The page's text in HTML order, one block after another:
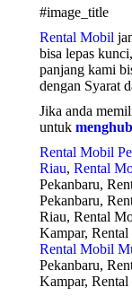
#image_title
Rental Mobil
bisa lepas
panjang kami
dengan Syarat
Jika anda
untuk
Rental Mobil
Riau, Rental
Pekanbaru,
Pekanbaru,
Riau, Rental
Kampar,
Rental Mobil
Pekanbaru,
Kampar,